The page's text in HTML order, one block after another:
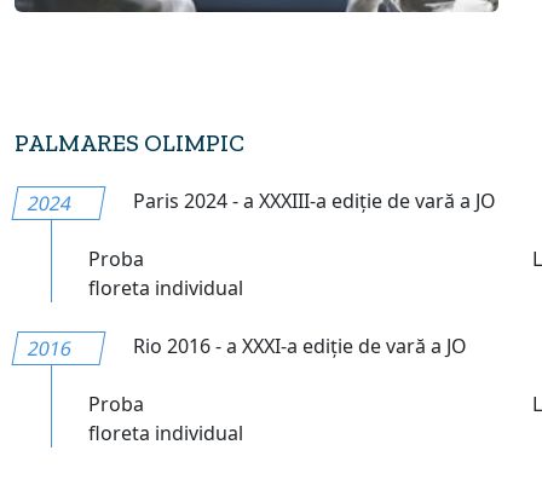
PALMARES OLIMPIC
2024 Paris 2024 - a XXXIII-a ediție de vară a JO
Proba
floreta individual
2016 Rio 2016 - a XXXI-a ediție de vară a JO
Proba
floreta individual